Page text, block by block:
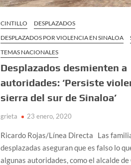
CINTILLO
DESPLAZADOS
DESPLAZADOS POR VIOLENCIA EN SINALOA
TEMAS NACIONALES
Desplazados desmienten a
autoridades: ‘Persiste
sierra del sur de Sinaloa’
grieta 23 enero, 2020
Ricardo Rojas/Línea Directa Las
desplazadas aseguran que es falso lo
algunas autoridades, como el alcalde de